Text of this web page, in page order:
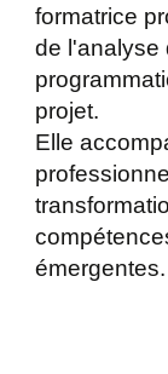
formatrice
de l'analyse
projet.
Elle
émergentes.